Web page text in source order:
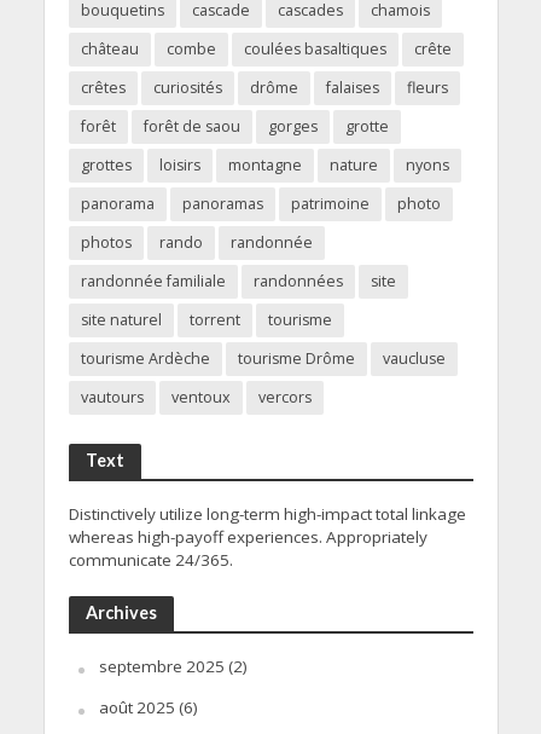
bouquetins
cascade cascades
chamois
château
combe coulées basaltiques
crête
crêtes
curiosités drôme falaises
fleurs
forêt
forêt de saou gorges
grotte
grottes
loisirs montagne nature
nyons
panorama
panoramas patrimoine
photo
photos
rando
randonnée
randonnée familiale
randonnées
site
site naturel
torrent
tourisme
tourisme Ardèche
tourisme Drôme
vaucluse
vautours
ventoux vercors
Text
Distinctively utilize long-term high-impact total linkage
whereas high-payoff experiences. Appropriately
communicate 24/365.
Archives
septembre 2025 (2)
août 2025 (6)